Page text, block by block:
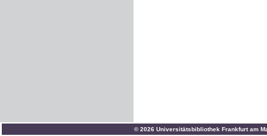
© 2026 Universitätsbibliothek Frankfurt am